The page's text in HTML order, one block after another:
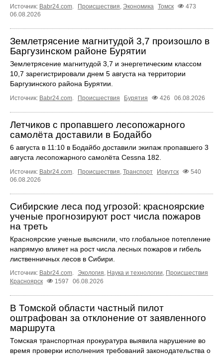
Источник: Babr24.com. Происшествия, Экономика Томск
473
06.08.2026
Землетрясение магнитудой 3,7 произошло в
Баргузинском районе Бурятии
Землетрясение магнитудой 3,7 и энергетическим классом
10,7 зарегистрировали днем 5 августа на территории
Баргузинского района Бурятии.
Источник: Babr24.com. Происшествия Бурятия 426 06.08.2026
Летчиков с пропавшего лесопожарного
самолёта доставили в Бодайбо
6 августа в 11:10 в Бодайбо доставили экипаж пропавшего 3
августа лесопожарного самолёта Cessna 182.
Источник: Babr24.com. Происшествия, Транспорт Иркутск
540
06.08.2026
Сибирские леса под угрозой: красноярские
ученые прогнозируют рост числа пожаров
на треть
Красноярские ученые выяснили, что глобальное потепление
напрямую влияет на рост числа лесных пожаров и гибель
лиственничных лесов в Сибири.
Источник: Babr24.com. Экология, Наука и технологии, Происшествия
Красноярск
1597 06.08.2026
В Томской области частный пилот
оштрафован за отклонение от заявленного
маршрута
Томская транспортная прокуратура выявила нарушение во
время проверки исполнения требований законодательства о